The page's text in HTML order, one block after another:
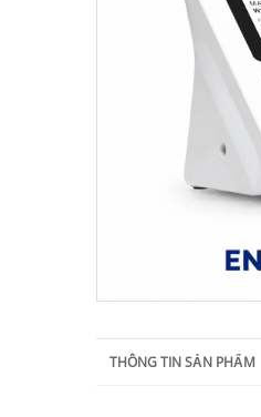
THÔNG TIN SẢN PHẨM